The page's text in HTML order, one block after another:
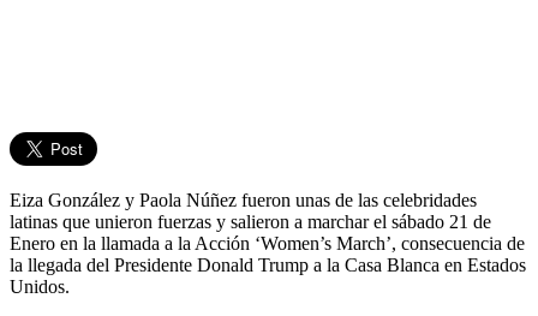
Eiza González y Paola Núñez fueron unas de las celebridades
latinas que unieron fuerzas y salieron a marchar el sábado 21 de
Enero en la llamada a la Acción ‘Women’s March’, consecuencia de
la llegada del Presidente Donald Trump a la Casa Blanca en Estados
Unidos.